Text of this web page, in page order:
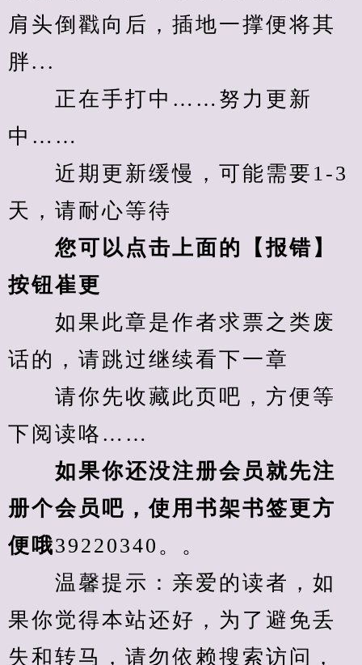
肩头倒戳向后，插地一撑便将其
胖...
正在手打中……努力更新
中……
近期更新缓慢，可能需要1-3
天，请耐心等待
您可以点击上面的【报错】
按钮崔更
如果此章是作者求票之类废
话的，请跳过继续看下一章
请你先收藏此页吧，方便等
下阅读咯……
如果你还没注册会员就先注
册个会员吧，使用书架书签更方
便哦39220340。。
温馨提示：亲爱的读者，如
果你觉得本站还好，为了避免丢
失和转马，请勿依赖搜索访问，